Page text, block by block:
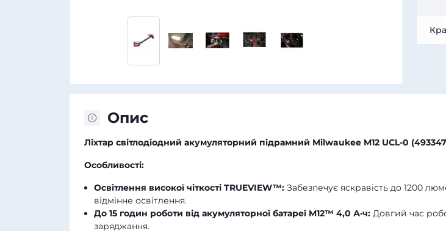
Опис
Ліхтар світлодіодний акумуляторний підрамний Milwaukee M12 UCL-0
Особливості:
Освітлення високої чіткості TRUEVIEW™: Забезпечує яскравість до 1200
відмінне освітлення.
До 15 годин роботи від акумуляторної батареї M12™ 4,0 А·ч: Довгий час
заряджання.